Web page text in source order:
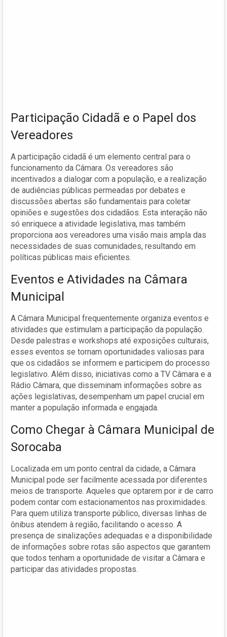
Participação Cidadã e o Papel dos
Vereadores
A participação cidadã é um elemento central para o
funcionamento da Câmara. Os vereadores são
incentivados a dialogar com a população, e a realização
de audiências públicas permeadas por debates e
discussões abertas são fundamentais para coletar
opiniões e sugestões dos cidadãos. Esta interação não
só enriquece a atividade legislativa, mas também
proporciona aos vereadores uma visão mais ampla das
necessidades de suas comunidades, resultando em
políticas públicas mais eficientes.
Eventos e Atividades na Câmara
Municipal
A Câmara Municipal frequentemente organiza eventos e
atividades que estimulam a participação da população.
Desde palestras e workshops até exposições culturais,
esses eventos se tornam oportunidades valiosas para
que os cidadãos se informem e participem do processo
legislativo. Além disso, iniciativas como a TV Câmara e a
Rádio Câmara, que disseminam informações sobre as
ações legislativas, desempenham um papel crucial em
manter a população informada e engajada.
Como Chegar à Câmara Municipal de
Sorocaba
Localizada em um ponto central da cidade, a Câmara
Municipal pode ser facilmente acessada por diferentes
meios de transporte. Aqueles que optarem por ir de carro
podem contar com estacionamentos nas proximidades.
Para quem utiliza transporte público, diversas linhas de
ônibus atendem à região, facilitando o acesso. A
presença de sinalizações adequadas e a disponibilidade
de informações sobre rotas são aspectos que garantem
que todos tenham a oportunidade de visitar a Câmara e
participar das atividades propostas.